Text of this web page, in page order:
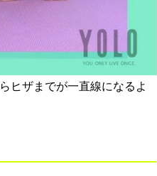
ヒザまでが一直線になるよ